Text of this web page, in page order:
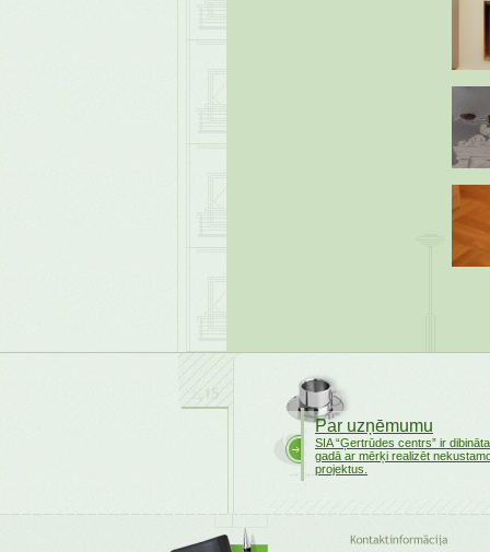
Par uzņēmumu
SIA “Ģertrūdes centrs” ir
gadā ar mērķi realizēt
projektus.